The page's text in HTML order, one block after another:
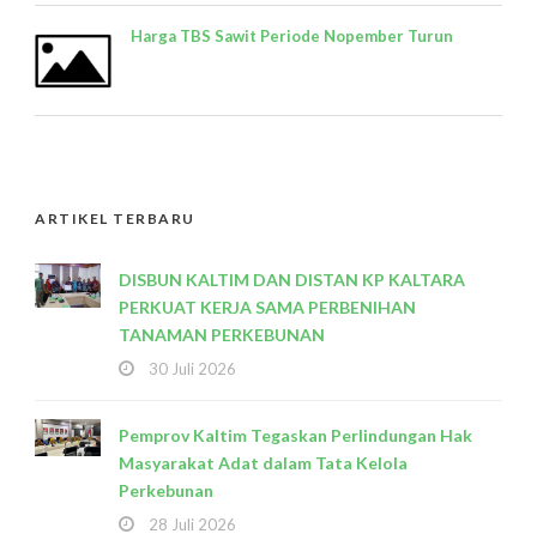
Harga TBS Sawit Periode Nopember Turun
ARTIKEL TERBARU
DISBUN KALTIM DAN DISTAN KP KALTARA
PERKUAT KERJA SAMA PERBENIHAN
TANAMAN PERKEBUNAN
30 Juli 2026
Pemprov Kaltim Tegaskan Perlindungan Hak
Masyarakat Adat dalam Tata Kelola
Perkebunan
28 Juli 2026